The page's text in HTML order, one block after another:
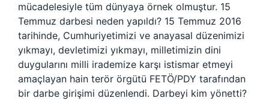
mücadelesiyle tüm dünyaya örnek olmuştur. 15
Temmuz darbesi neden yapıldı? 15 Temmuz 2016
tarihinde, Cumhuriyetimizi ve anayasal düzenimizi
yıkmayı, devletimizi yıkmayı, milletimizin dini
duygularını milli irademize karşı istismar etmeyi
amaçlayan hain terör örgütü FETÖ/PDY tarafından
bir darbe girişimi düzenlendi. Darbeyi kim yönetti?